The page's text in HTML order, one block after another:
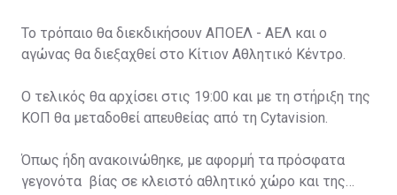
Το τρόπαιο θα διεκδικήσουν ΑΠΟΕΛ - ΑΕΛ και ο
αγώνας θα διεξαχθεί στο Κίτιον Αθλητικό Κέντρο.
Ο τελικός θα αρχίσει στις 19:00 και με τη στήριξη της
ΚΟΠ θα μεταδοθεί απευθείας από τη Cytavision.
Όπως ήδη ανακοινώθηκε, με αφορμή τα πρόσφατα
γεγονότα βίας σε κλειστό αθλητικό χώρο και της